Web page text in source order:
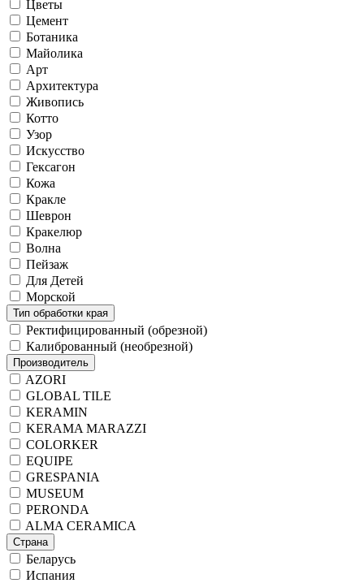
Цветы
Цемент
Ботаника
Майолика
Арт
Архитектура
Живопись
Котто
Узор
Искусство
Гексагон
Кожа
Кракле
Шеврон
Кракелюр
Волна
Пейзаж
Для Детей
Морской
Тип обработки края
Ректифицированный (обрезной)
Калиброванный (необрезной)
Производитель
AZORI
GLOBAL TILE
KERAMIN
KERAMA MARAZZI
COLORKER
EQUIPE
GRESPANIA
MUSEUM
PERONDA
ALMA CERAMICA
Страна
Беларусь
Испания